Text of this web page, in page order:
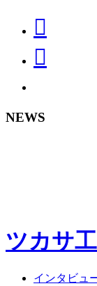
NEWS
ツカサ
インタビュ